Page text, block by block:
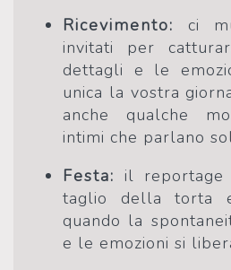
Ricevimento: ci
invitati per
dettagli e le
unica la vostra
anche qualche
intimi che parlano
Festa: il reportage
taglio della torta
quando la
e le emozioni si